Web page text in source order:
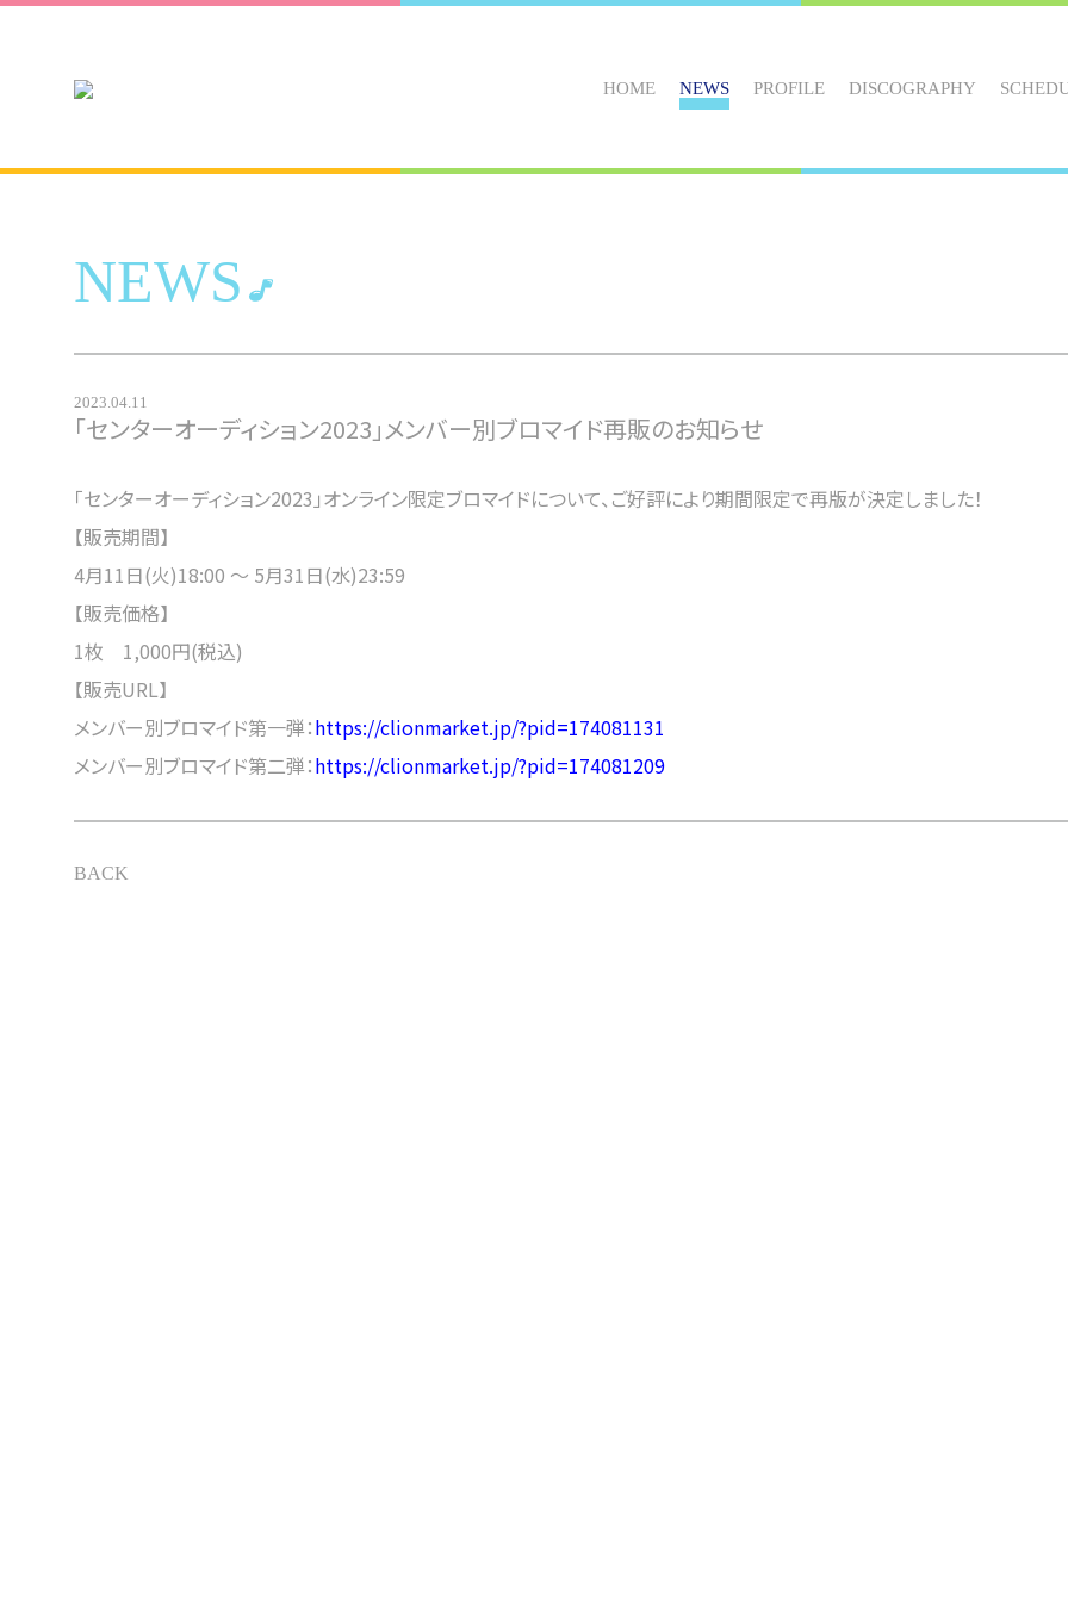
HOME NEWS PROFILE DISCOGRAPHY
NEWS
2023.04.11
「センターオーディション2023」メンバー別ブロマイド再販のお知らせ
「センターオーディション2023」オンライン限定ブロマイドについて、ご好評により期間限定で再版が決定しました！
【販売期間】
4月11日(火)18:00 ～ 5月31日(水)23:59
【販売価格】
1枚 1,000円(税込)
【販売URL】
メンバー別ブロマイド第一弾：https://clionmarket.jp/?pid=174081131
メンバー別ブロマイド第二弾：https://clionmarket.jp/?pid=174081209
BACK